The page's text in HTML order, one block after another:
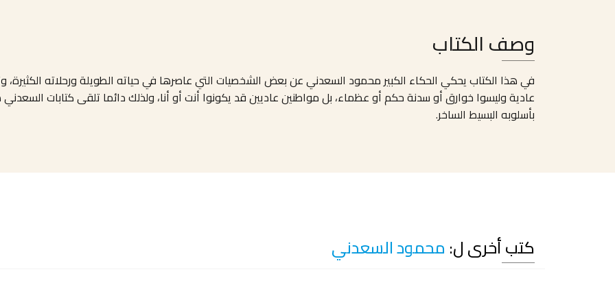
وصف الكتاب
في هذا الكتاب يحكي الحكاء الكبير محمود السعدني عن بعض الشخصيات التي عاصرها في حياته الطويلة ورحلاته
عادية وليسوا خوارق أو سدنة حكم أو عظماء، بل مواطنين عاديين قد يكونوا أنت أو أنا، ولذلك دائما تلقى كتابات
بأسلوبه البسيط الساخر.
كتب أخرى ل: محمود السعدني